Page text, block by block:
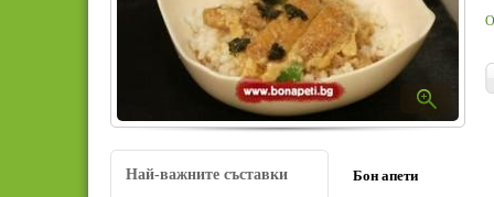
Бон апети
Най-важните съставки